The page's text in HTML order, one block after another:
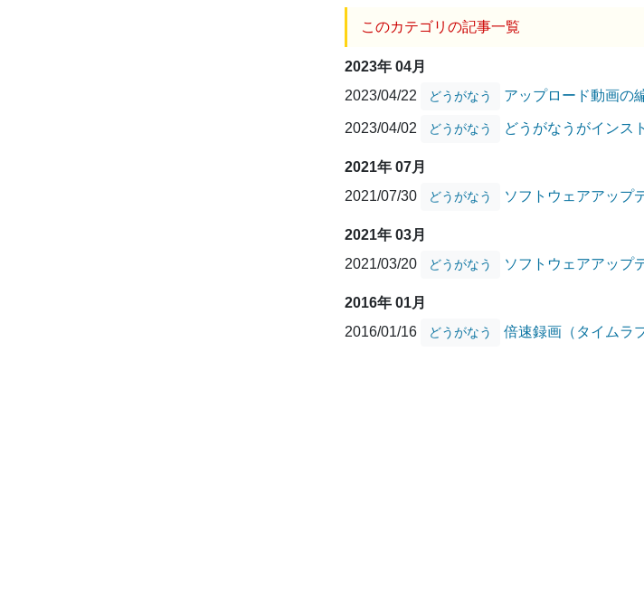
このカテゴリの記事一覧
2023年 04月
2023/04/22
どうがなう アップロード動画の
2023/04/02 どうがなう どうがなうがインス
2021年 07月
2021/07/30
どうがなう ソフトウェアアップ
2021年 03月
2021/03/20
どうがなう ソフトウェアアップ
2016年 01月
2016/01/16
どうがなう 倍速録画（タイムラ